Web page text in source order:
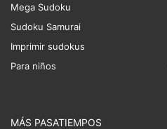
Mega Sudoku
Sudoku Samurai
Imprimir sudokus
Para niños
MÁS PASATIEMPOS